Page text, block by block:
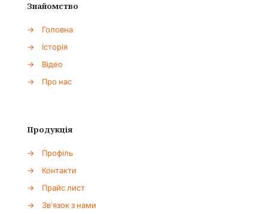
Знайомство
→
Головна
→
Історія
→
Відео
→
Про нас
Продукція
→
Профіль
→
Контакти
→
Прайс лист
→
Зв'язок з нами